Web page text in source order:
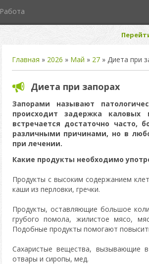
Работа
Главная » 2026 » Май » 27» Диета при
Диета при запорах
Запорами называют
происходит задержка
встречается достаточно часто,
различными причинами, но в
при лечении.
Какие продукты необходимо
Продукты с высоким содержанием
каши из перловки, гречки.
Продукты, оставляющие большое
грубого помола, жилистое мясо,
Подобные продукты помогают
Сахаристые вещества, вызывающие
отвары и сиропы, мед.